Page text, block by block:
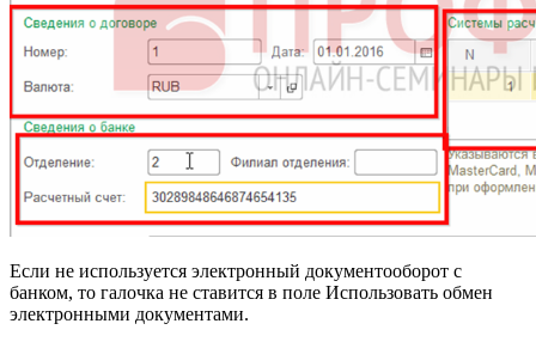
Если не используется электронный документооборот с
банком, то галочка не ставится в поле Использовать обмен
электронными документами.